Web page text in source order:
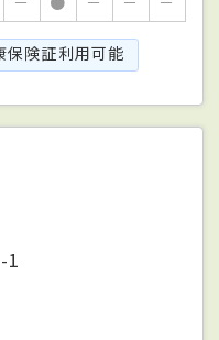
保険証利用可能
1